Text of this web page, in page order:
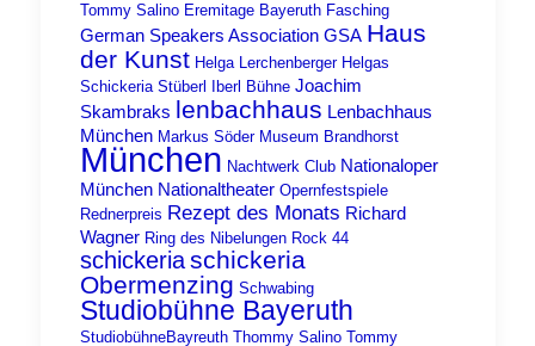
Tommy Salino Eremitage Bayeruth Fasching
German Speakers Association GSA Haus
der Kunst Helga Lerchenberger Helgas
Schickeria Stüberl
Iberl Bühne Joachim
Skambraks lenbachhaus Lenbachhaus
München Markus Söder Museum Brandhorst
München Nachtwerk Club Nationaloper
München Nationaltheater Opernfestspiele
Rednerpreis Rezept des Monats Richard
Wagner Ring des Nibelungen Rock 44
schickeria schickeria
Obermenzing Schwabing
Studiobühne Bayeruth
StudiobühneBayreuth Thommy Salino Tommy